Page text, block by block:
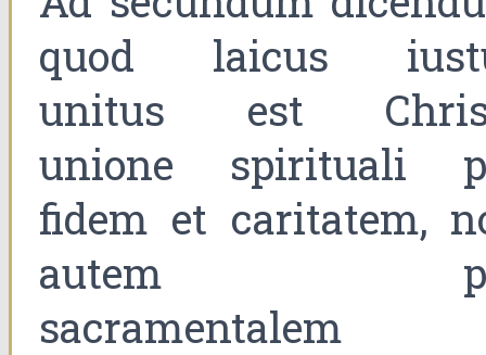
quod laicus
unitus est
unione spirituali
fidem et caritatem,
autem
sacramentalem